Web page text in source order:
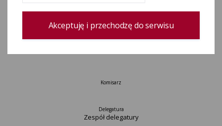
Urzędnicy wyborczy
Okręgi wyborcze i obwody głosowania
Konkurs „Wybieram Wybory”
Komisarz
Delegatura
Zespół delegatury
Akceptuję i przechodzę do serwisu